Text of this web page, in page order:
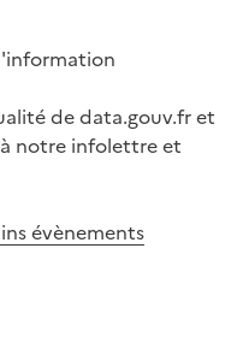
de data.gouv.fr et
notre infolettre et
évènements